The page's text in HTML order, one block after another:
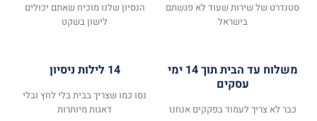
סטנדרט של שירות שעוד לא פגשתם
בישראל
הנסיון שלנו מוכיח שאתם יכולים
לישון בשקט
משלוח עד הבית תוך 14 ימי
עסקים
כבר לא צריך לעמוד בפקקים אנחנו
14 לילות ניסיון
נסו כמו שצריך בבית בלי לחץ ובלי
דאגות מיותרות